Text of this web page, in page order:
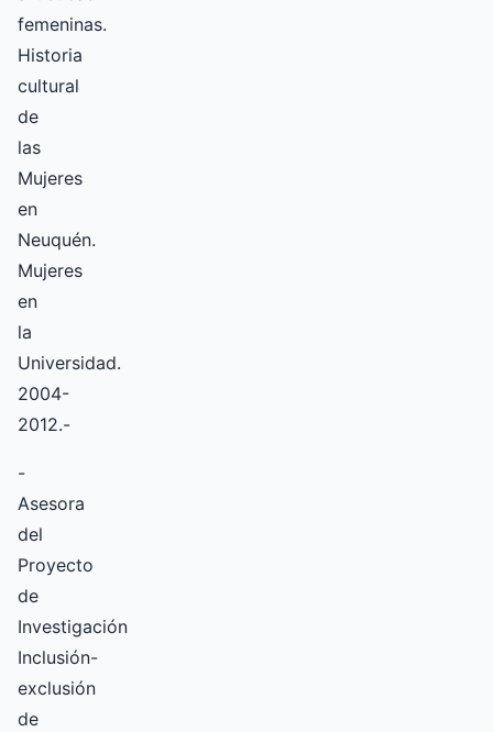
femeninas.
Historia
cultural
de
las
Mujeres
en
Neuquén.
Mujeres
en
la
Universidad.
2004-
2012.-
-
Asesora
del
Proyecto
de
Investigación
Inclusión-
exclusión
de